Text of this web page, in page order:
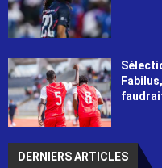
DERNIERS ARTICLES